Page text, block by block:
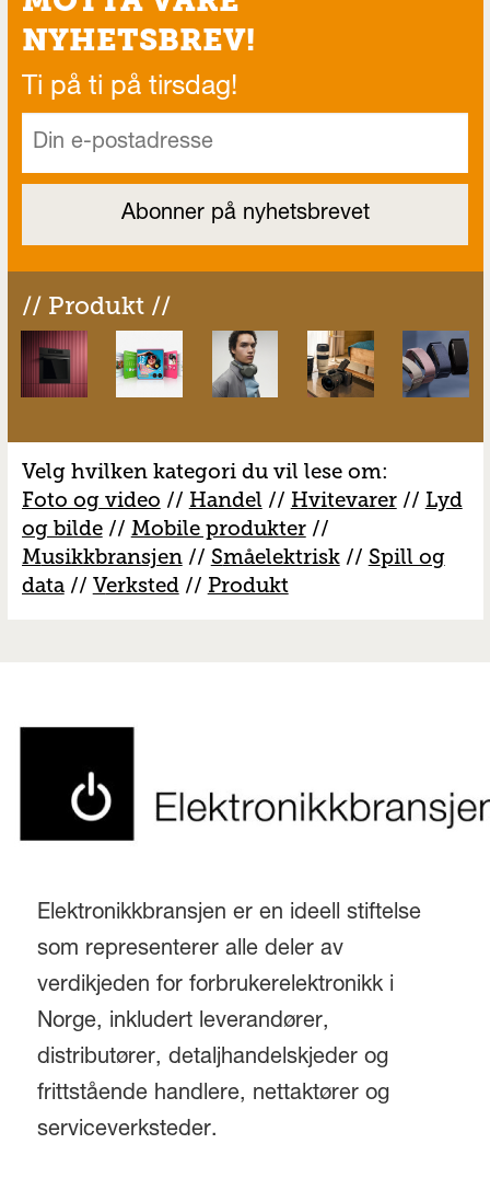
NYHETSBREV!
Ti på ti på tirsdag!
// Produkt //
Velg hvilken kategori du vil lese om:
Foto og video // Handel // Hvitevarer// Lyd
og bilde// Mobile produkter//
Musikkbransjen// Småelektrisk// Spill og
data// Verksted// Produkt
Elektronikkbransjen er en ideell stiftelse
som representerer alle deler av
verdikjeden for forbrukerelektronikk i
Norge, inkludert leverandører,
distributører, detaljhandelskjeder og
frittstående handlere, nettaktører og
serviceverksteder.